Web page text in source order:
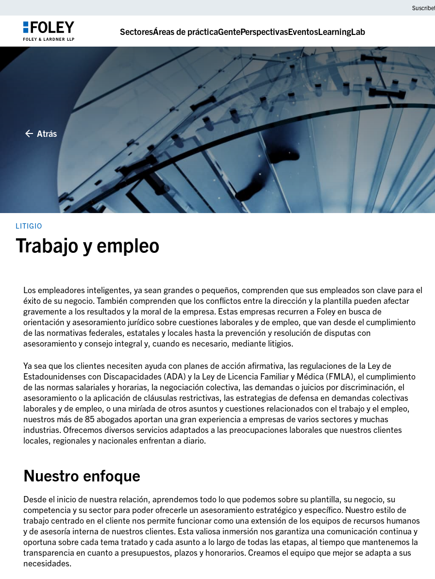
SectoresÁreas de prácticaGentePerspectivasEventosLearningLab
Atrás
LITIGIO
Trabajo y empleo
Los empleadores inteligentes, ya sean grandes o pequeños, comprenden que sus empleados son clave para el
éxito de su negocio. También comprenden que los conflictos entre la dirección y la plantilla pueden afectar
gravemente a los resultados y la moral de la empresa. Estas empresas recurren a Foley en busca de
orientación y asesoramiento jurídico sobre cuestiones laborales y de empleo, que van desde el cumplimiento
de las normativas federales, estatales y locales hasta la prevención y resolución de disputas con
asesoramiento y consejo integral y, cuando es necesario, mediante litigios.
Ya sea que los clientes necesiten ayuda con planes de acción afirmativa, las regulaciones de la Ley de
Estadounidenses con Discapacidades (ADA) y la Ley de Licencia Familiar y Médica (FMLA), el cumplimiento
de las normas salariales y horarias, la negociación colectiva, las demandas o juicios por discriminación, el
asesoramiento o la aplicación de cláusulas restrictivas, las estrategias de defensa en demandas colectivas
laborales y de empleo, o una miríada de otros asuntos y cuestiones relacionados con el trabajo y el empleo,
nuestros más de 85 abogados aportan una gran experiencia a empresas de varios sectores y muchas
industrias. Ofrecemos diversos servicios adaptados a las preocupaciones laborales que nuestros clientes
locales, regionales y nacionales enfrentan a diario.
Nuestro enfoque
Desde el inicio de nuestra relación, aprendemos todo lo que podemos sobre su plantilla, su negocio, su
competencia y su sector para poder ofrecerle un asesoramiento estratégico y específico. Nuestro estilo de
trabajo centrado en el cliente nos permite funcionar como una extensión de los equipos de recursos humanos
y de asesoría interna de nuestros clientes. Esta valiosa inmersión nos garantiza una comunicación continua y
oportuna sobre cada tema tratado y cada asunto a lo largo de todas las etapas, al tiempo que mantenemos la
transparencia en cuanto a presupuestos, plazos y honorarios. Creamos el equipo que mejor se adapta a sus
necesidades.